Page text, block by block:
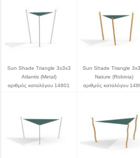
Επικοινωνία
Παραγγείλτε τον κατάλογο
Lars Laj on Facebook
Sun Shade Triangle 3x3x3
Atlantis (Metal)
αριθμός καταλόγου 14801
Sun Shade Triangle
Nature (Robinia)
αριθμός καταλόγου